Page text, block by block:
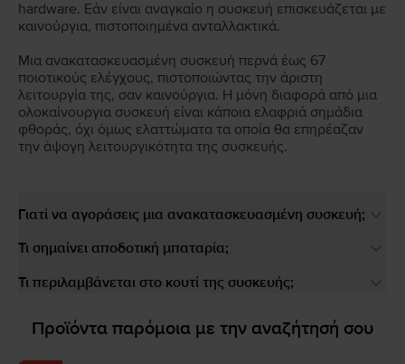
hardware. Εάν είναι αναγκαίο η συσκευή επισκευάζεται με
καινούργια, πιστοποιημένα ανταλλακτικά.
Μια ανακατασκευασμένη συσκευή περνά έως 67
ποιοτικούς ελέγχους, πιστοποιώντας την άριστη
λειτουργία της, σαν καινούργια. Η μόνη διαφορά από μια
ολοκαίνουργια συσκευή είναι κάποια ελαφριά σημάδια
φθοράς, όχι όμως ελαττώματα τα οποία θα επηρέαζαν
την άψογη λειτουργικότητα της συσκευής.
Γιατί να αγοράσεις μια ανακατασκευασμένη συσκευή;
Τι σημαίνει αποδοτική μπαταρία;
Τι περιλαμβάνεται στο κουτί της συσκευής;
Προϊόντα παρόμοια με την αναζήτησή σου